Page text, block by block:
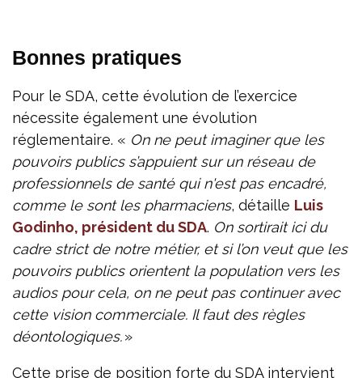
Bonnes pratiques
Pour le SDA, cette évolution de l’exercice
nécessite également une évolution
réglementaire. « On ne peut imaginer que les
pouvoirs publics s’appuient sur un réseau de
professionnels de santé qui n'est pas encadré,
comme le sont les pharmaciens, détaille Luis
Godinho, président du SDA. On sortirait ici du
cadre strict de notre métier, et si l’on veut que les
pouvoirs publics orientent la population vers les
audios pour cela, on ne peut pas continuer avec
cette vision commerciale. Il faut des règles
déontologiques.»
Cette prise de position forte du SDA intervient